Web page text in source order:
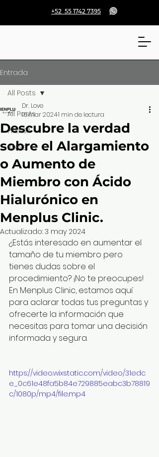
+52 55 1742 7395
Entrada
All Posts
PRENSA
BLOG
All Posts
Descubre la verdad
sobre el Alargamiento
o Aumento de
Miembro con Ácido
Hialurónico en
Menplus Clinic.
Dr. Love
16 mar 20241 min de lectura
Actualizado: 3 may 2024
¿Estás interesado en aumentar el
tamaño de tu miembro pero
tienes dudas sobre el
procedimiento? ¡No te preocupes!
En Menplus Clinic, estamos aquí
para aclarar todas tus preguntas y
ofrecerte la información que
necesitas para tomar una decisión
informada y segura.
https://video.wixstatic.com/video/31edc
e_0c61e48fa5b84e729885eabc3b78819
c/1080p/mp4/file.mp4